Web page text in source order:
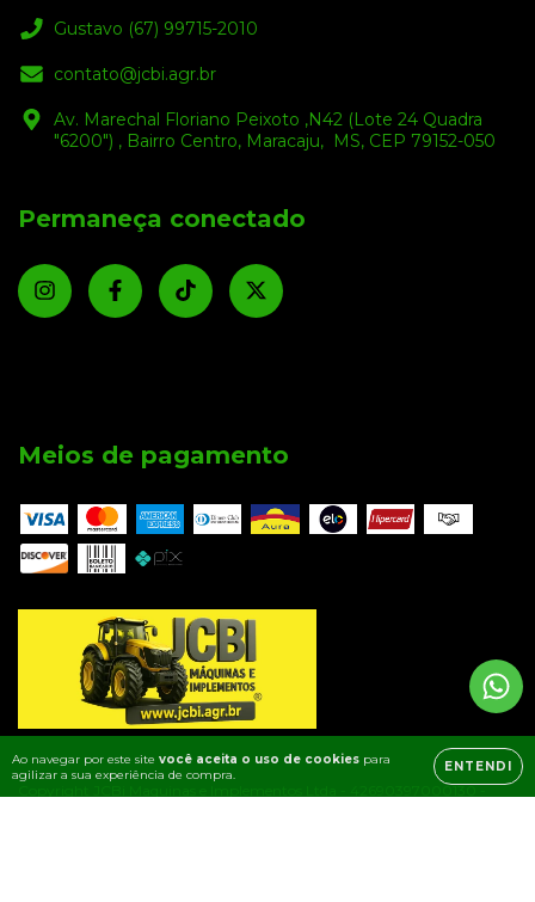
Ao navegar por este site você aceita o uso de cookies para
agilizar a sua experiência de compra.
ENTENDI
Gustavo (67) 99715-2010
contato@jcbi.agr.br
Av. Marechal Floriano Peixoto ,N42 (Lote 24 Quadra
"6200") , Bairro Centro, Maracaju, MS, CEP 79152-050
Permaneça conectado
Meios de pagamento
Copyright JCBi Maquinas e Implementos Ltda - 42690397000130 -